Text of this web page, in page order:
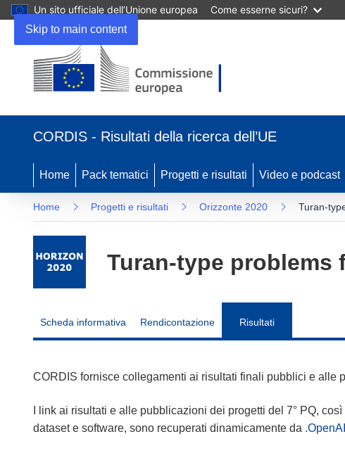
Skip to main content
Un sito ufficiale dell’Unione europea Come esserne sicuri?
in
nuova
finestra)
CORDIS - Risultati della ricerca dell’UE
Home Pack tematici Progetti e risultati Video e podcast
Home Progetti e risultati Orizzonte 2020 Turan-
Turan-type problems
Scheda informativa Rendicontazione Risultati
CORDIS fornisce collegamenti ai risultati finali pubblici e alle
I link ai risultati e alle pubblicazioni dei progetti del 7° PQ,
dataset e software, sono recuperati dinamicamente da